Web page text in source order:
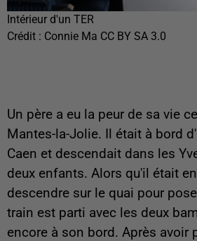
Intérieur d'un TER
Crédit : Connie Ma CC BY SA 3.0
Un père a eu la peur de sa vie
Mantes-la-Jolie. Il était à bord
Caen et descendait dans les
deux enfants. Alors qu'il était
descendre sur le quai pour
train est parti avec les deux
encore à son bord. Après avoir